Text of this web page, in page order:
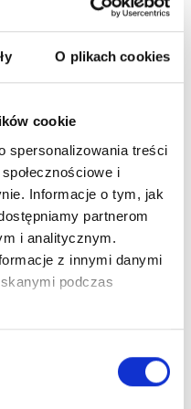
O plikach cookies
cookie
spersonalizowania treści
i
Informacje o tym, jak
partnerom
i analitycznym.
z innymi danymi
podczas
A to wypływa z
Wspomniany chwilę
Be Water My Friend.
czas i środki finansowe
nam się przyda?
mawiał, że czasem
dla ,,Tego jednego
tym rękami i nogami, ale
ludzie to pasjonaci,
pacjentów uczynili
którymi już od